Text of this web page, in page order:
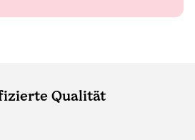
Qualität